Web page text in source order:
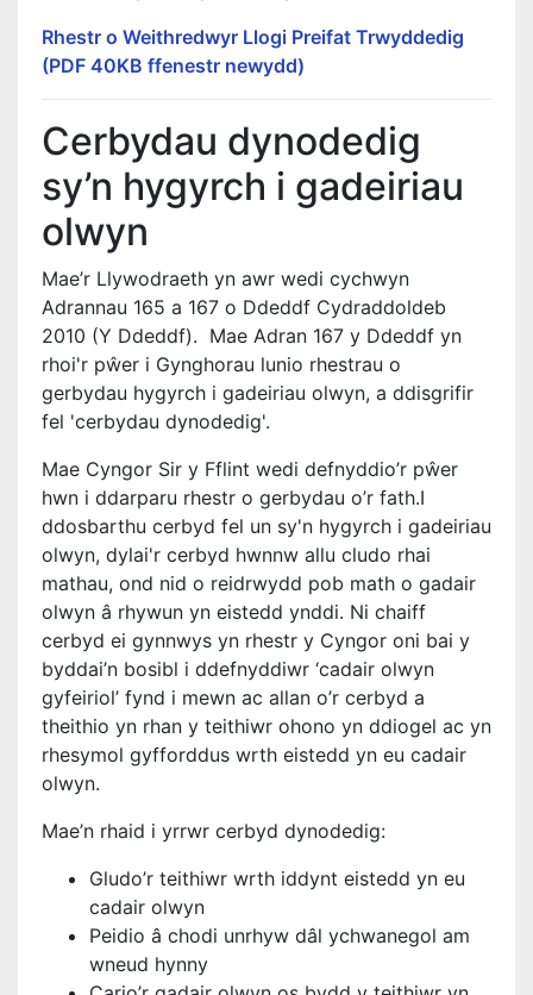
Rhestr o Weithredwyr Llogi Preifat Trwyddedig
(PDF 40KB ffenestr newydd)
Cerbydau dynodedig
sy’n hygyrch i gadeiriau
olwyn
Mae’r Llywodraeth yn awr wedi cychwyn
Adrannau 165 a 167 o Ddeddf Cydraddoldeb
2010 (Y Ddeddf). Mae Adran 167 y Ddeddf yn
rhoi'r pŵer i Gynghorau lunio rhestrau o
gerbydau hygyrch i gadeiriau olwyn, a ddisgrifir
fel 'cerbydau dynodedig'.
Mae Cyngor Sir y Fflint wedi defnyddio’r pŵer
hwn i ddarparu rhestr o gerbydau o’r fath.I
ddosbarthu cerbyd fel un sy'n hygyrch i gadeiriau
olwyn, dylai'r cerbyd hwnnw allu cludo rhai
mathau, ond nid o reidrwydd pob math o gadair
olwyn â rhywun yn eistedd ynddi. Ni chaiff
cerbyd ei gynnwys yn rhestr y Cyngor oni bai y
byddai’n bosibl i ddefnyddiwr ‘cadair olwyn
gyfeiriol’ fynd i mewn ac allan o’r cerbyd a
theithio yn rhan y teithiwr ohono yn ddiogel ac yn
rhesymol gyfforddus wrth eistedd yn eu cadair
olwyn.
Mae’n rhaid i yrrwr cerbyd dynodedig:
Gludo’r teithiwr wrth iddynt eistedd yn eu
cadair olwyn
Peidio â chodi unrhyw dâl ychwanegol am
wneud hynny